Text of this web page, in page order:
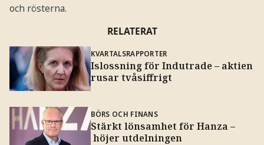
och rösterna.
RELATERAT
KVARTALSRAPPORTER
Islossning för Indutrade – aktien
rusar tvåsiffrigt
BÖRS OCH FINANS
Stärkt lönsamhet för Hanza –
höjer utdelningen